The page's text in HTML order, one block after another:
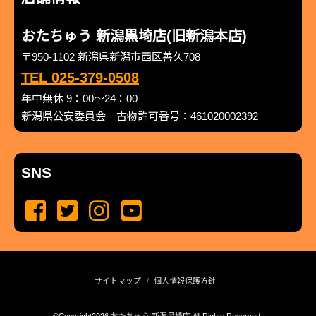
おたちゅう 新潟黒埼店(旧新潟本店)
〒950-1102 新潟県新潟市西区善久708
TEL 025-379-0508
年中無休 9：00～24：00
新潟県公安委員会 古物許可番号：461020002392
SNS
サイトマップ 個人情報保護方針